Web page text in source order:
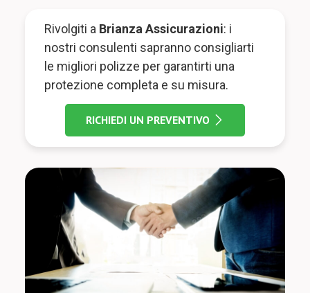
Rivolgiti a Brianza Assicurazioni: i
nostri consulenti sapranno consigliarti
le migliori polizze per garantirti una
protezione completa e su misura.
RICHIEDI UN PREVENTIVO